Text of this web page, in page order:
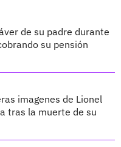
de su padre durante
su pensión
imagenes de Lionel
tras la muerte de su